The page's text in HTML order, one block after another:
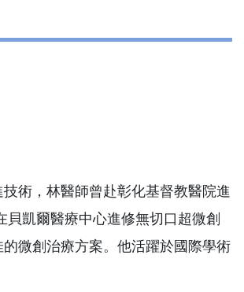
術，林醫師曾赴彰化基督教醫院進
凱爾醫療中心進修無切口超微創
微創治療方案。他活躍於國際學術